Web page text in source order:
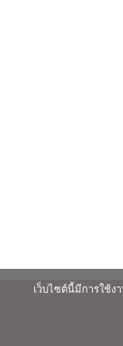
เว็บไซต์นี้มีการใช้ง